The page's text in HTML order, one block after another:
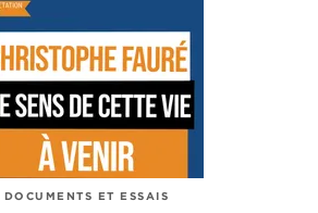
DOCUMENTS ET ESSAIS